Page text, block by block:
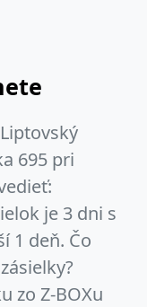
695 pri
je 3 dni s
1 deň. Čo
zo Z-BOXu